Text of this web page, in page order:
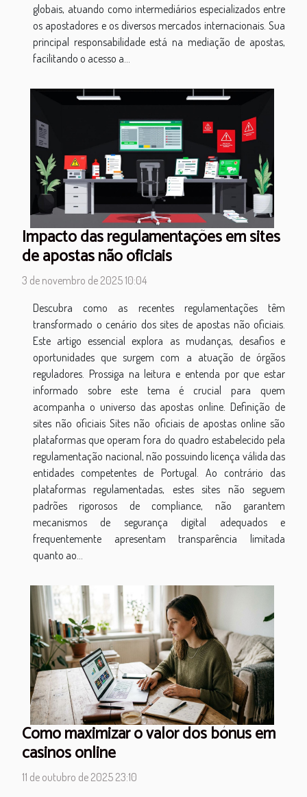
globais, atuando como intermediários especializados entre
os apostadores e os diversos mercados internacionais. Sua
principal responsabilidade está na mediação de apostas,
facilitando o acesso a...
Impacto das regulamentações em sites
de apostas não oficiais
3 de novembro de 2025 10:04
Descubra como as recentes regulamentações têm
transformado o cenário dos sites de apostas não oficiais.
Este artigo essencial explora as mudanças, desafios e
oportunidades que surgem com a atuação de órgãos
reguladores. Prossiga na leitura e entenda por que estar
informado sobre este tema é crucial para quem
acompanha o universo das apostas online. Definição de
sites não oficiais Sites não oficiais de apostas online são
plataformas que operam fora do quadro estabelecido pela
regulamentação nacional, não possuindo licença válida das
entidades competentes de Portugal. Ao contrário das
plataformas regulamentadas, estes sites não seguem
padrões rigorosos de compliance, não garantem
mecanismos de segurança digital adequados e
frequentemente apresentam transparência limitada
quanto ao...
Como maximizar o valor dos bónus em
casinos online
11 de outubro de 2025 23:10